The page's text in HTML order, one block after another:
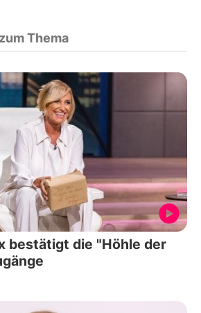
Thema
bestätigt die "Höhle der